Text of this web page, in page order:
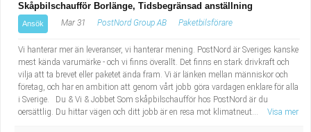
Skåpbilschaufför Borlänge, Tidsbegränsad anställning
Ansök Mar 31 PostNord Group AB Paketbilsförare
Vi hanterar mer än leveranser, vi hanterar mening. PostNord är Sveriges kanske
mest kända varumärke - och vi finns överallt. Det finns en stark drivkraft och
vilja att ta brevet eller paketet ända fram. Vi är länken mellan människor och
företag, och har en ambition att genom vårt jobb göra vardagen enklare för alla
i Sverige. Du & Vi & Jobbet Som skåpbilschaufför hos PostNord är du
oersättlig. Du hittar vägen och ditt jobb är en resa mot klimatneut...
Visa mer